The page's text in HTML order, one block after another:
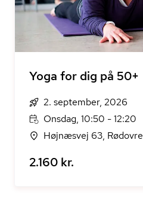
Yoga for dig på 50+
2. september, 2026
Onsdag, 10:50 - 12:20
Højnæsvej 63, Rødovre
2.160 kr.